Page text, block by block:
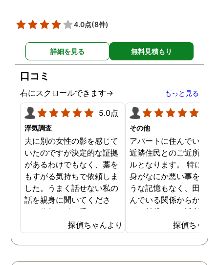
いたのですが、心身ともに
遅くなりましたが、これか
らもスタッフみなさまお身
体に気をつけて、1人でも
多くの方の力になってくだ
さい！ 本当にありがとうご
ざいました。
らいかというところも全
わからない中で、金額は
見素人目には少し高く感
やメンタルケア、そして
際の調査内容などを考え
と非常におすすめです。
貞の証拠をつかむことが
ールではなく、親権をと
ことがゴールという中で
弁護士さんとも連携して
様々なアドバイスをいた
き、無事親権を獲得する
とができました。 本当
りがとうございました！
かげさまで子どもと３人
良く暮らせてます！！
当時の私と同じように思
4.0点(8件)
詳細を見る 無料見積もり
口コミ
右にスクロールできます→ もっと見る
5.0点
浮気調査
夫に別の女性の影を感じて
いたのですが決定的な証拠
があるわけでもなく、藁を
もすがる気持ちで依頼しま
した。うまく話せない私の
話を親身に聞いてくださ
り、依頼を引き受けてくだ
さりました。依頼期間中、
定期的に報告をくださるの
で心強かったです。また証
探偵ちゃんより
その他
アパートに住んでいた際
近隣住民とのご近所トラ
ルとなります。 特に自
身がなにか悪い事をした
うな記憶もなく、田舎に
んでいる関係からかアパ
トの賃貸でもご近所さん
のあいさつ程度のやり取
は会う度にありました。
る日を境に、家の前にゴ
探偵ちゃん